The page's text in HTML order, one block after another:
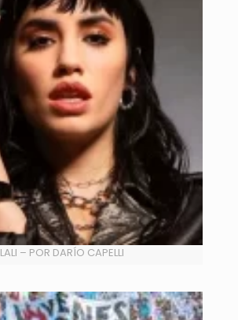
LALI – POR DARÍO CAPELLI